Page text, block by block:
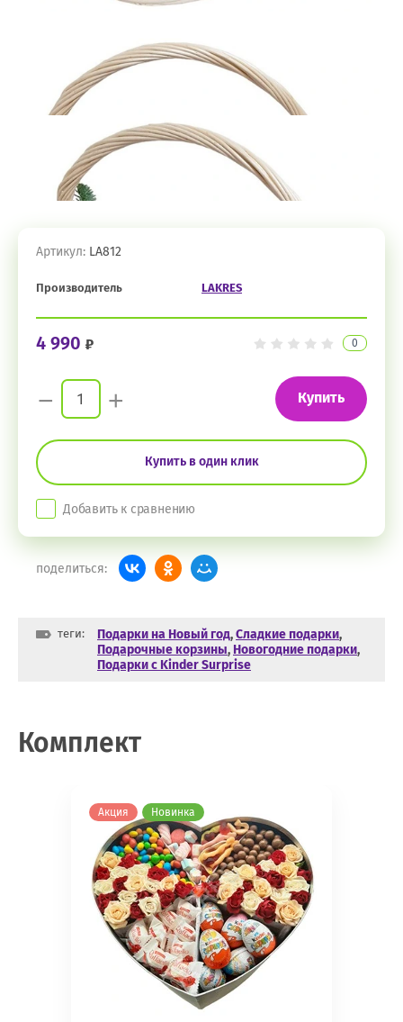
Артикул: LA812
Производитель LAKRES
4 990 0
− + Купить
Купить в один клик
Добавить к сравнению
поделиться:
теги: Подарки на Новый год,Сладкие подарки,
Подарочные корзины, Новогодние подарки,
Подарки с Kinder Surprise
Комплект
Акция Новинка